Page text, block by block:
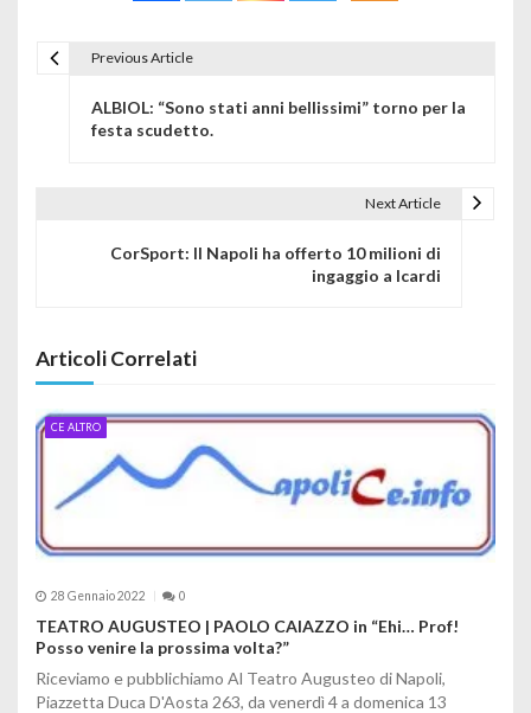
Previous Article
ALBIOL: “Sono stati anni bellissimi” torno per la
festa scudetto.
Next Article
CorSport: Il Napoli ha offerto 10 milioni di
ingaggio a Icardi
Articoli Correlati
CE ALTRO
28 Gennaio 2022 0
TEATRO AUGUSTEO | PAOLO CAIAZZO in “Ehi… Prof!
Posso venire la prossima volta?”
Riceviamo e pubblichiamo Al Teatro Augusteo di Napoli,
Piazzetta Duca D'Aosta 263, da venerdì 4 a domenica 13